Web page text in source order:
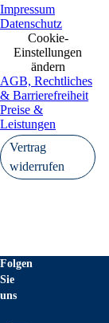
Impressum
Datenschutz
Cookie-
Einstellungen
ändern
AGB, Rechtliches
& Barrierefreiheit
Preise &
Leistungen
Vertrag
widerrufen
Folgen
Sie
uns